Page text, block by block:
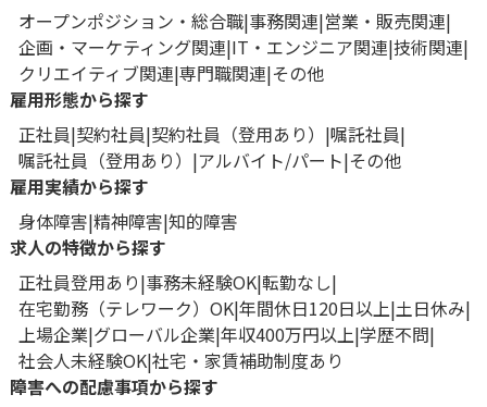
オープンポジション・総合職 事務関連 営業・販売関連
企画・マーケティング関連 IT・エンジニア関連 技術関連
クリエイティブ関連 専門職関連 その他
雇用形態から探す
正社員 契約社員 契約社員（登用あり）
嘱託社員
嘱託社員（登用あり）
アルバイト/パート その他
雇用実績から探す
身体障害 精神障害 知的障害
求人の特徴から探す
正社員登用あり 事務未経験OK 転勤なし
在宅勤務（テレワーク）OK 年間休日120日以上 土日休み
上場企業 グローバル企業 年収400万円以上 学歴不問
社会人未経験OK 社宅・家賃補助制度あり
障害への配慮事項から探す